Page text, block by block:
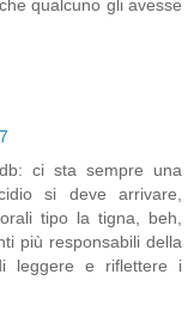
qualcuno gli avesse
ci sta sempre una
si deve arrivare,
tipo la tigna, beh,
più responsabili della
leggere e riflettere i